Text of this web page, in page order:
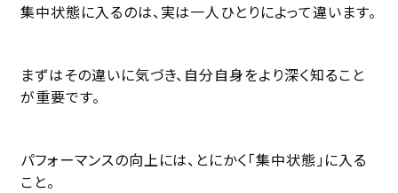
集中状態に入るのは、実は一人ひとりによって違います。
まずはその違いに気づき、自分自身をより深く知ること
が重要です。
パフォーマンスの向上には、とにかく「集中状態」に入る
こと。